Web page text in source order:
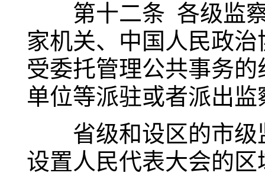
第十二条 各级监察
家机关、中国人民政
受委托管理公共事务
单位等派驻或者派出
省级和设区的市级
设置人民代表大会的